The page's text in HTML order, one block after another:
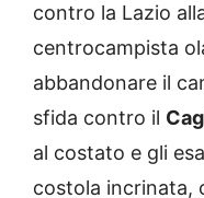
contro la Lazio
centrocampista
abbandonare il
sfida contro il
al costato e gli
costola incrinata,